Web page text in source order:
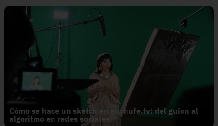
Cómo se hace un sketch en enchufe.tv: del guion al
algoritmo en redes sociales